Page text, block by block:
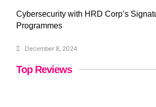
Cybersecurity with HRD Corp’s
Programmes
December 8, 2024
Top Reviews